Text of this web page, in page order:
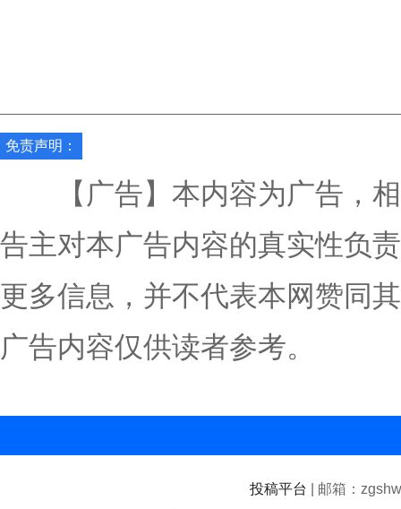
免责声明：
【广告】本内容为广告，相
告主对本广告内容的真实性负
更多信息，并不代表本网赞同
广告内容仅供读者参考。
投稿平台 | 邮箱：